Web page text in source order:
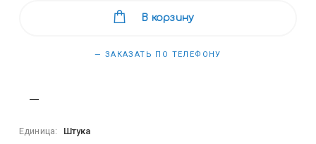
В корзину
— ЗАКАЗАТЬ ПО ТЕЛЕФОНУ
Единица:
Штука